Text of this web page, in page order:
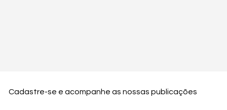
Cadastre-se e acompanhe as nossas publicações